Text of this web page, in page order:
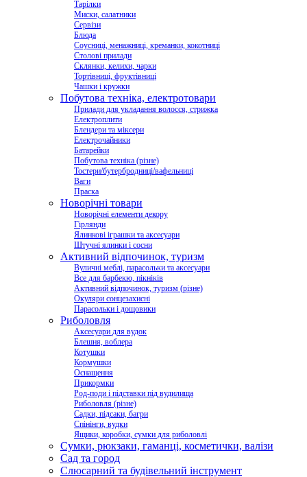
Тарілки
Миски, салатники
Сервізи
Блюда
Соусниці, менажниці, креманки, кокотниці
Столові прилади
Склянки, келихи, чарки
Тортівниці, фруктівниці
Чашки і кружки
Побутова техніка, електротовари
Прилади для укладання волосся, стрижка
Електроплити
Блендери та міксери
Електрочайники
Батарейки
Побутова техніка (різне)
Тостери/бутербродниці/вафельниці
Ваги
Праска
Новорічні товари
Новорічні елементи декору
Гірлянди
Ялинкові іграшки та аксесуари
Штучні ялинки і сосни
Активний відпочинок, туризм
Вуличні меблі, парасольки та аксесуари
Все для барбекю, пікніків
Активний відпочинок, туризм (різне)
Окуляри сонцезахисні
Парасольки і дощовики
Риболовля
Аксесуари для вудок
Блешня, воблера
Котушки
Кормушки
Оснащення
Прикормки
Род-поди і підставки під вудилища
Риболовля (різне)
Садки, підсаки, багри
Спінінги, вудки
Ящики, коробки, сумки для риболовлі
Сумки, рюкзаки, гаманці, косметички, валізи
Сад та город
Слюсарний та будівельний інструмент